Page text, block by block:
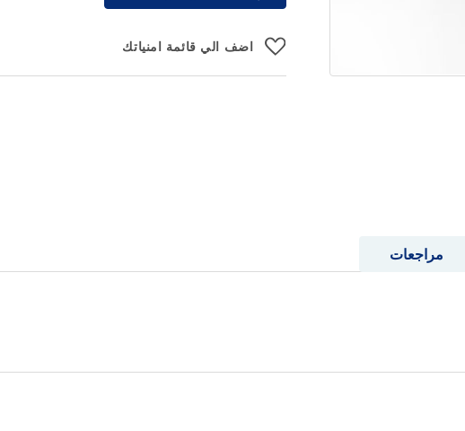
اضف الي قائمة امنياتك
مراجعات